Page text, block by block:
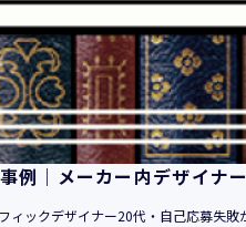
【
株
い
・
ー
例｜メーカー内デザイナ
ックデザイナー20代・自己応募失